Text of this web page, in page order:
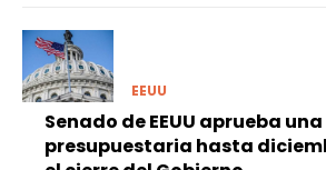
EEUU
Senado de EEUU aprueba
presupuestaria hasta